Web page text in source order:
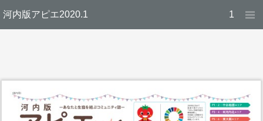
河内版アピエ2020.1 1